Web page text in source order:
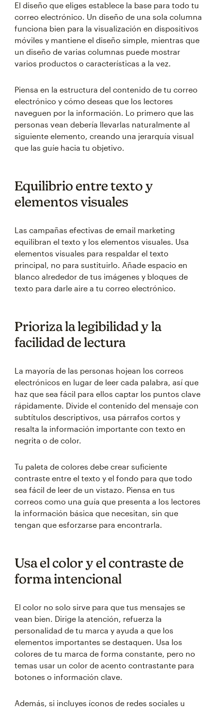
El diseño que eliges establece la base para todo tu
correo electrónico. Un diseño de una sola columna
funciona bien para la visualización en dispositivos
móviles y mantiene el diseño simple, mientras que
un diseño de varias columnas puede mostrar
varios productos o características a la vez.
Piensa en la estructura del contenido de tu correo
electrónico y cómo deseas que los lectores
naveguen por la información. Lo primero que las
personas vean debería llevarlas naturalmente al
siguiente elemento, creando una jerarquía visual
que las guíe hacia tu objetivo.
Equilibrio entre texto y
elementos visuales
Las campañas efectivas de email marketing
equilibran el texto y los elementos visuales. Usa
elementos visuales para respaldar el texto
principal, no para sustituirlo. Añade espacio en
blanco alrededor de tus imágenes y bloques de
texto para darle aire a tu correo electrónico.
Prioriza la legibilidad y la
facilidad de lectura
La mayoría de las personas hojean los correos
electrónicos en lugar de leer cada palabra, así que
haz que sea fácil para ellos captar los puntos clave
rápidamente. Divide el contenido del mensaje con
subtítulos descriptivos, usa párrafos cortos y
resalta la información importante con texto en
negrita o de color.
Tu paleta de colores debe crear suficiente
contraste entre el texto y el fondo para que todo
sea fácil de leer de un vistazo. Piensa en tus
correos como una guía que presenta a los lectores
la información básica que necesitan, sin que
tengan que esforzarse para encontrarla.
Usa el color y el contraste de
forma intencional
El color no solo sirve para que tus mensajes se
vean bien. Dirige la atención, refuerza la
personalidad de tu marca y ayuda a que los
elementos importantes se destaquen. Usa los
colores de tu marca de forma constante, pero no
temas usar un color de acento contrastante para
botones o información clave.
Además, si incluyes íconos de redes sociales u